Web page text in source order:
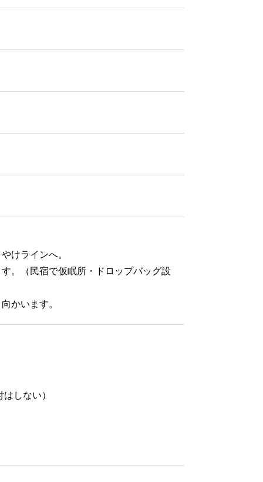
けラインへ。
。（民宿で仮眠所・ドロップバッグ設
かいます。
しない）